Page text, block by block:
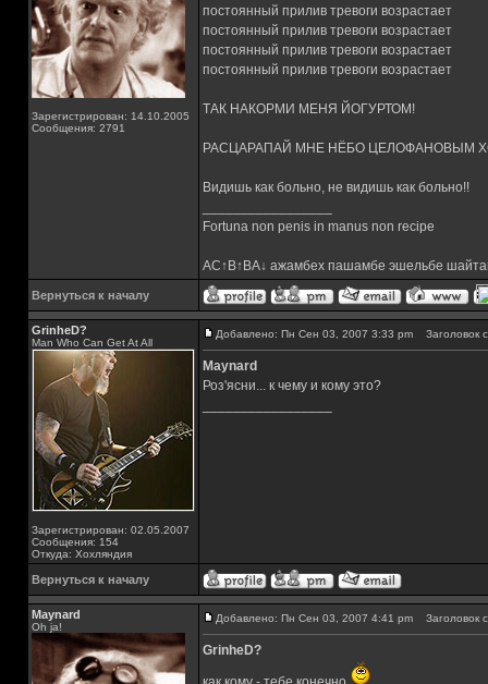
Зарегистрирован: 14.10.2005
Сообщения: 2791
постоянный прилив тревоги возрастает
постоянный прилив тревоги возрастает
постоянный прилив тревоги возрастает
постоянный прилив тревоги возрастает
ТАК НАКОРМИ МЕНЯ ЙОГУРТОМ!
РАСЦАРАПАЙ МНЕ НЁБО ЦЕЛОФАНОВЫМ
Видишь как больно, не видишь как больно!!
Fortuna non penis in manus non recipe
AC↑B↑BA↓ ажамбех пашамбе эшельбе
Вернуться к началу
GrinheD?
Man Who Can Get At All
Зарегистрирован: 02.05.2007
Сообщения: 154
Откуда: Хохляндия
Добавлено: Пн Сен 03, 2007 3:33 pm Заголовок
Maynard
Роз'ясни... к чему и кому это?
Вернуться к началу
Maynard
Oh ja!
Добавлено: Пн Сен 03, 2007 4:41 pm Заголовок
GrinheD?